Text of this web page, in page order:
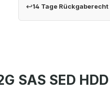
↩14 Tage Rückgaberecht
SAS SED